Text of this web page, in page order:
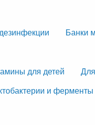
Банки
для детей
и ферменты